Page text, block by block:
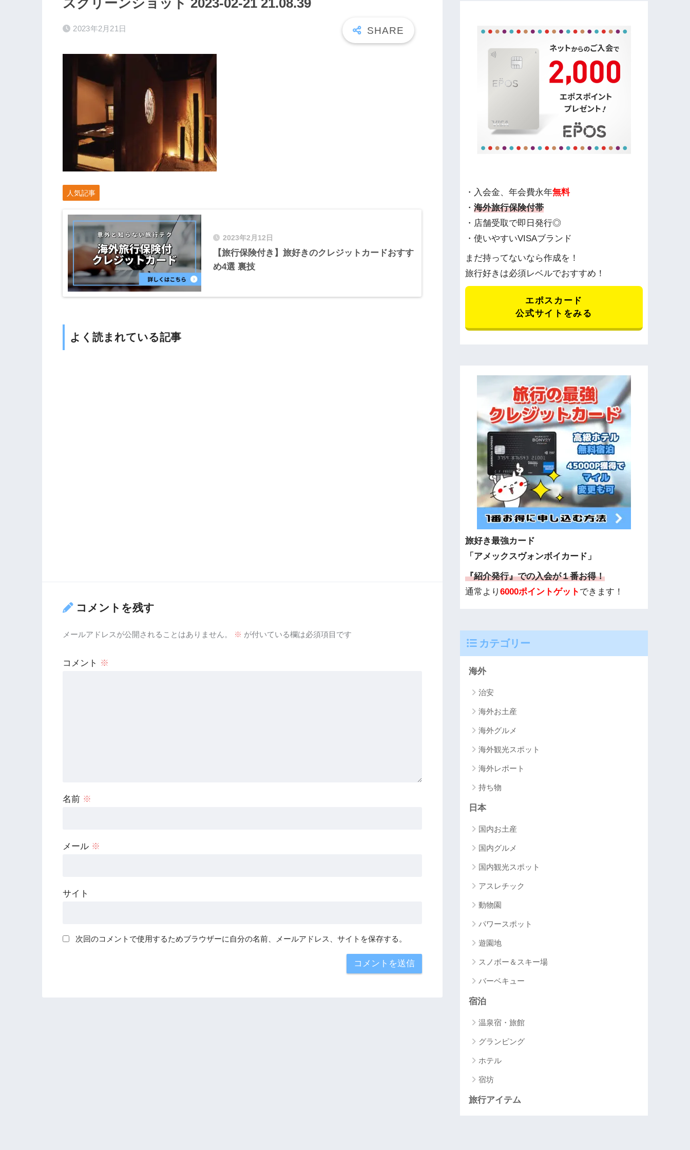
スクリーンショット 2023-02-21 21.08.39
2023年2月21日
人気記事
2023年2月12日
【旅行保険付き】旅好きのクレジットカードおすす
め4選 裏技
よく読まれている記事
コメントを残す
メールアドレスが公開されることはありません。 ※ が付いている欄は必須項目です
コメント ※
名前 ※
メール ※
サイト
次回のコメントで使用するためブラウザーに自分の名前、メールアドレス、サイトを保存する。
・入会金、年会費永年無料
・海外旅行保険付帯
・店舗受取で即日発行◎
・使いやすいVISAブランド
まだ持ってないなら作成を！
旅行好きは必須レベルでおすすめ！
エポスカード
公式サイトをみる
旅好き最強カード
「アメックスヴォンボイカード」
『紹介発行』での入会が１番お得！
通常より6000ポイントゲット できます！
カテゴリー
海外
治安
海外お土産
海外グルメ
海外観光スポット
海外レポート
持ち物
日本
国内お土産
国内グルメ
国内観光スポット
アスレチック
動物園
パワースポット
遊園地
スノボー＆スキー場
バーベキュー
宿泊
温泉宿・旅館
グランピング
ホテル
宿坊
旅行アイテム